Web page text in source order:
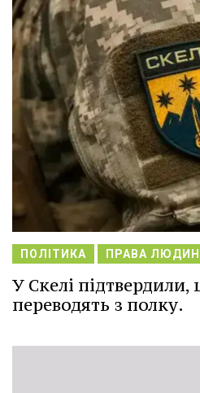
ПОЛІТИКА ПРАВА
У Скелі підтвердили,
переводять з полку.